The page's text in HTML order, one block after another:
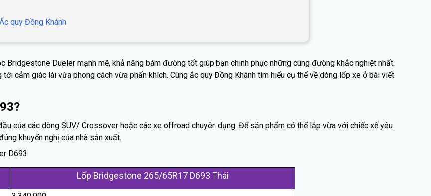
quy Đồng Khánh
Bridgestone Dueler mạnh mẽ, khả năng bám đường tốt giúp bạn chinh phục những cung đường khắc nghiệt nhất.
cảm giác lái vừa phong cách vừa phấn khích. Cùng ắc quy Đồng Khánh tìm hiểu cụ thể về dòng lốp xe ở bài viết
của các dòng SUV/ Crossover hoặc các xe offroad chuyên dụng. Để sản phẩm có thể lắp vừa với chiếc xế yêu
khuyến nghị của nhà sản xuất.
D693
Lốp Bridgestone 265/65R17 D693 Thái